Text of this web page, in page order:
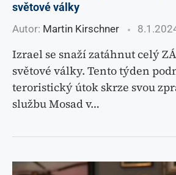
světové války
Autor: Martin Kirschner
Izrael se snaží zatáhnut celý
světové války. Tento týden
teroristický útok skrze svou
službu Mosad v…